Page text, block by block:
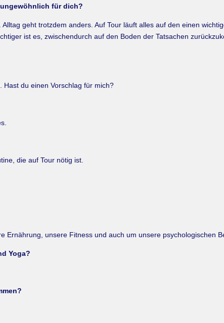
für dich?
geht trotzdem anders. Auf Tour läuft alles auf den einen
ist es, zwischendurch auf den Boden der Tatsachen
Hast du einen Vorschlag für mich?
die auf Tour nötig ist.
Ernährung, unsere Fitness und auch um unsere psychologischen
Yoga?